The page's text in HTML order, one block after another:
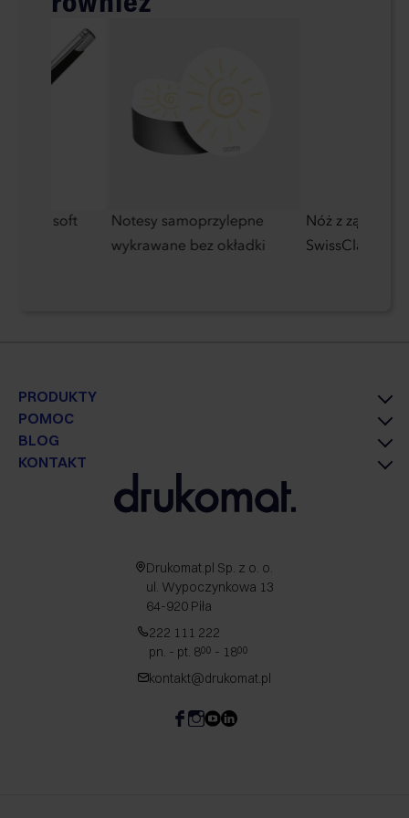
soft
Notesy samoprzylepne
wykrawane bez okładki
Nóż z
SwissClassic
PRODUKTY
POMOC
BLOG
KONTAKT
Drukomat.pl Sp. z o. o.
ul. Wypoczynkowa 13
64-920 Piła
222 111 222
pn. - pt. 800 - 1800
kontakt@drukomat.pl